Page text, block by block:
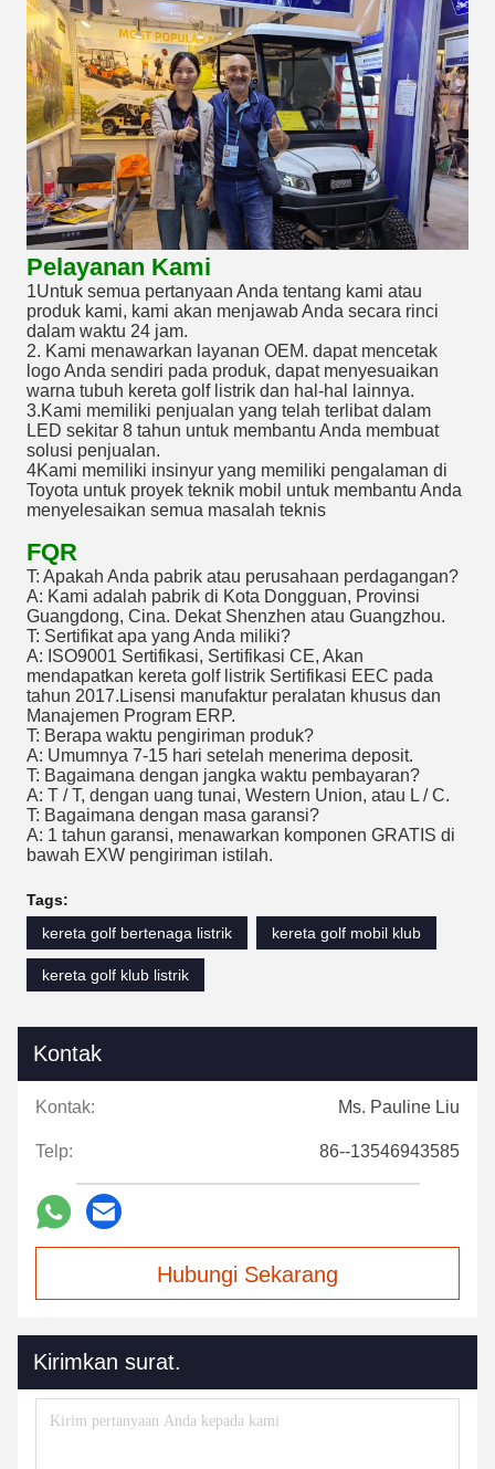
Pelayanan Kami
1Untuk semua pertanyaan Anda tentang kami atau
produk kami, kami akan menjawab Anda secara rinci
dalam waktu 24 jam.
2. Kami menawarkan layanan OEM. dapat mencetak
logo Anda sendiri pada produk, dapat menyesuaikan
warna tubuh kereta golf listrik dan hal-hal lainnya.
3.Kami memiliki penjualan yang telah terlibat dalam
LED sekitar 8 tahun untuk membantu Anda membuat
solusi penjualan.
4Kami memiliki insinyur yang memiliki pengalaman di
Toyota untuk proyek teknik mobil untuk membantu Anda
menyelesaikan semua masalah teknis
FQR
T: Apakah Anda pabrik atau perusahaan perdagangan?
A: Kami adalah pabrik di Kota Dongguan, Provinsi
Guangdong, Cina. Dekat Shenzhen atau Guangzhou.
T: Sertifikat apa yang Anda miliki?
A: ISO9001 Sertifikasi, Sertifikasi CE, Akan
mendapatkan kereta golf listrik Sertifikasi EEC pada
tahun 2017.Lisensi manufaktur peralatan khusus dan
Manajemen Program ERP.
T: Berapa waktu pengiriman produk?
A: Umumnya 7-15 hari setelah menerima deposit.
T: Bagaimana dengan jangka waktu pembayaran?
A: T / T, dengan uang tunai, Western Union, atau L / C.
T: Bagaimana dengan masa garansi?
A: 1 tahun garansi, menawarkan komponen GRATIS di
bawah EXW pengiriman istilah.
Tags:
kereta golf bertenaga listrik
kereta golf mobil klub
kereta golf klub listrik
Kontak
Kontak: Ms. Pauline Liu
Telp: 86--13546943585
Hubungi Sekarang
Kirimkan surat.